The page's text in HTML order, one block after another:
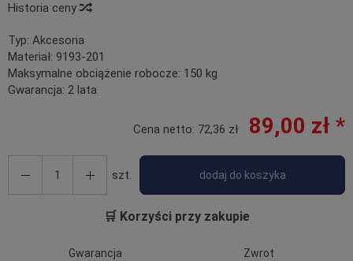
Historia ceny
Typ: Akcesoria
Materiał: 9193-201
Maksymalne obciążenie robocze: 150 kg
Gwarancja: 2 lata
Cena netto: 72,36 zł 89,00 zł *
szt. dodaj do koszyka
🛒 Korzyści przy zakupie
Gwarancja Zwrot